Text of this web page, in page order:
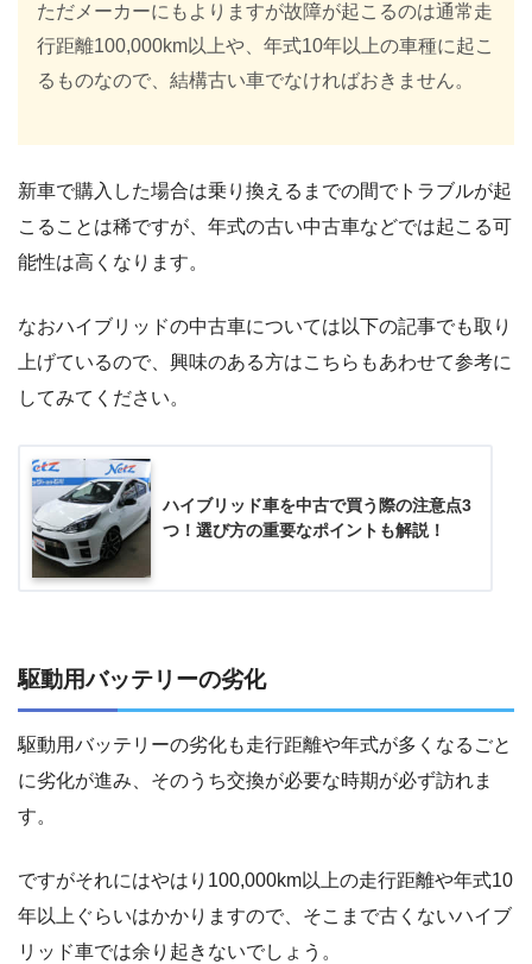
ただメーカーにもよりますが故障が起こるのは通常走
行距離100,000km以上や、年式10年以上の車種に起こ
るものなので、結構古い車でなければおきません。
新車で購入した場合は乗り換えるまでの間でトラブルが起
こることは稀ですが、年式の古い中古車などでは起こる可
能性は高くなります。
なおハイブリッドの中古車については以下の記事でも取り
上げているので、興味のある方はこちらもあわせて参考に
してみてください。
ハイブリッド車を中古で買う際の注意点3
つ！選び方の重要なポイントも解説！
駆動用バッテリーの劣化
駆動用バッテリーの劣化も走行距離や年式が多くなるごと
に劣化が進み、そのうち交換が必要な時期が必ず訪れま
す。
ですがそれにはやはり100,000km以上の走行距離や年式10
年以上ぐらいはかかりますので、そこまで古くないハイブ
リッド車では余り起きないでしょう。